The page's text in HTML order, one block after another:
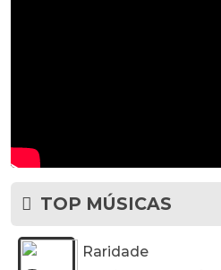
TOP MÚSICAS
Raridade